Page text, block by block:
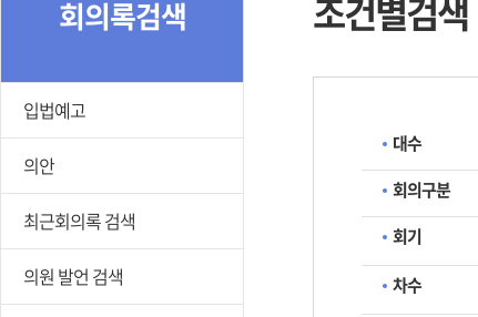
회의록검색
입법예고
의안
최근회의록 검색
의원 발언 검색
조건별검색
대수
회의구분
회기
차수